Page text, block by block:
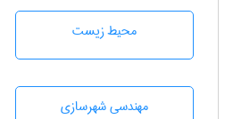
محيط زيست
مهندسی شهرسازی